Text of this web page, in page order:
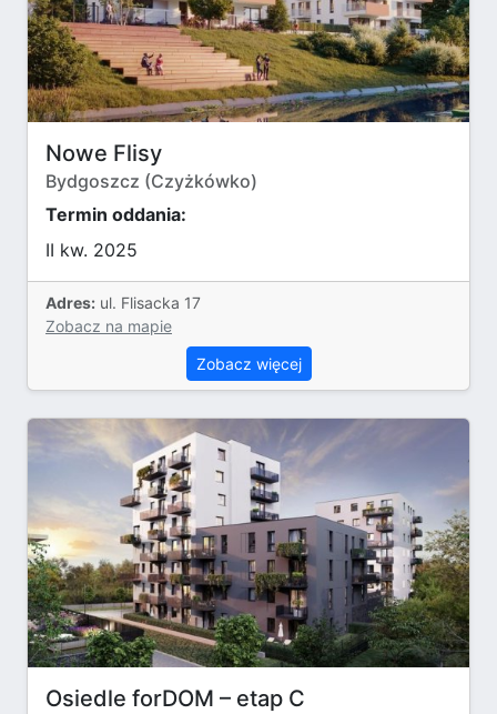
Nowe Flisy
Bydgoszcz (Czyżkówko)
Termin oddania:
II kw. 2025
Adres: ul. Flisacka 17
Zobacz na mapie
Zobacz więcej
Osiedle forDOM – etap C